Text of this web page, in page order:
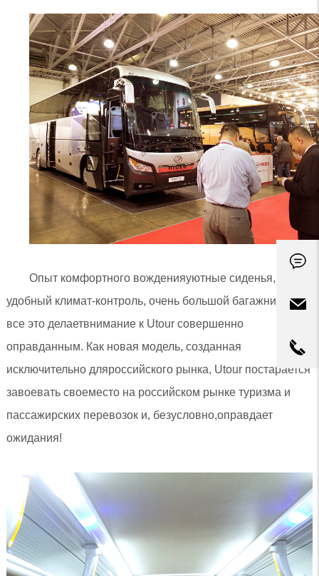
Опыт комфортного вожденияуютные сиденья,
удобный климат-контроль, очень большой багажник —
все это делаетвнимание к Utour совершенно
оправданным. Как новая модель, созданная
исключительно дляроссийского рынка, Utour постарается
завоевать своеместо на российском рынке туризма и
пассажирских перевозок и, безусловно,оправдает
ожидания!